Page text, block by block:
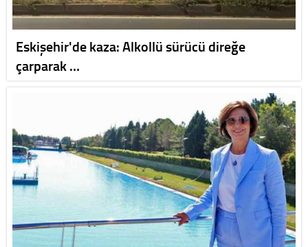
Eskişehir'de kaza: Alkollü sürücü direğe
çarparak …